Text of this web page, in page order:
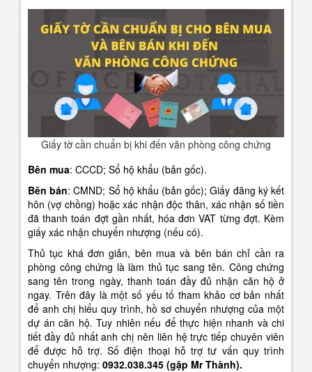
Giấy tờ cần chuẩn bị khi đến văn phòng công chứng
Bên mua: CCCD; Sổ hộ khẩu (bản gốc).
Bên bán: CMND; Sổ hộ khẩu (bản gốc); Giấy đăng ký kết
hôn (vợ chồng) hoặc xác nhận độc thân, xác nhận số tiền
đã thanh toán đợt gần nhất, hóa đơn VAT từng đợt. Kèm
giấy xác nhận chuyển nhượng (nếu có).
Thủ tục khá đơn giản, bên mua và bên bán chỉ cần ra
phòng công chứng là làm thủ tục sang tên. Công chứng
sang tên trong ngày, thanh toán đầy đủ nhận căn hộ ở
ngay. Trên đây là một số yếu tố tham khảo cơ bản nhất
để anh chị hiểu quy trình, hồ sơ chuyển nhượng của một
dự án căn hộ. Tuy nhiên nếu để thực hiện nhanh và chi
tiết đầy đủ nhất anh chị nên liên hệ trực tiếp chuyên viên
để được hỗ trợ. Số điện thoại hỗ trợ tư vấn quy trình
chuyển nhượng: 0932.038.345 (gặp Mr Thành).